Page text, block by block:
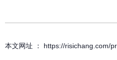
本文网址 ： https://risichang.com/